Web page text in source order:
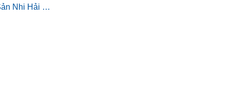
Bệnh viện Quốc tế Sản Nhi Hải Phòng chính thức triển khai khám sức khỏe theo Thông tư 32/2023/TT-BYT